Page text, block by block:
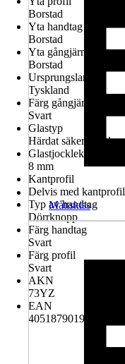
Borstad
Yta handtag
Borstad
Yta gångjärn
Borstad
Ursprungsland
Tyskland
Färg gångjärn
Svart
Glastyp
Härdat säkerhetsglas
Glastjocklek
8 mm
Kantprofil
Delvis med kantprofil
Typ av handtag
Dörrknopp
Färg handtag
Svart
Färg profil
Svart
AKN
73YZ
EAN
4051879019255
Måttskiss